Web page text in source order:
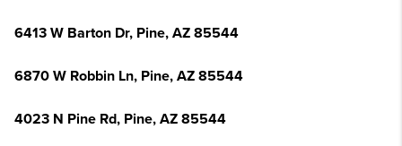
6413 W Barton Dr, Pine, AZ 85544
6870 W Robbin Ln, Pine, AZ 85544
4023 N Pine Rd, Pine, AZ 85544